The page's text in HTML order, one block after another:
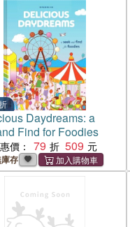
Daydreams: a
Find for Foodies
價： 79 509
存